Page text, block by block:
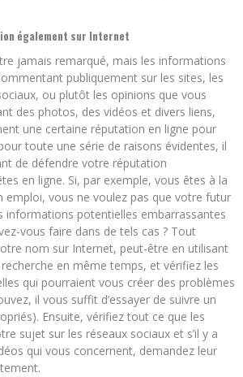
également sur Internet
jamais remarqué, mais les informations
publiquement sur les sites, les
ou plutôt les opinions que vous
des photos, des vidéos et divers liens,
une certaine réputation en ligne pour
toute une série de raisons évidentes, il
de défendre votre réputation
en ligne. Si, par exemple, vous êtes à la
emploi, vous ne voulez pas que votre futur
informations potentielles embarrassantes
vous faire dans de tels cas ? Tout
nom sur Internet, peut-être en utilisant
en même temps, et vérifiez les
qui pourraient vous créer des problèmes
il vous suffit d’essayer de suivre un
Ensuite, vérifiez tout ce que les
sujet sur les réseaux sociaux et s’il y a
qui vous concernent, demandez leur